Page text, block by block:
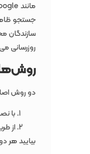
جستجو
سازندگان
روزرسانی
دو روش
با
از
بیایید هر